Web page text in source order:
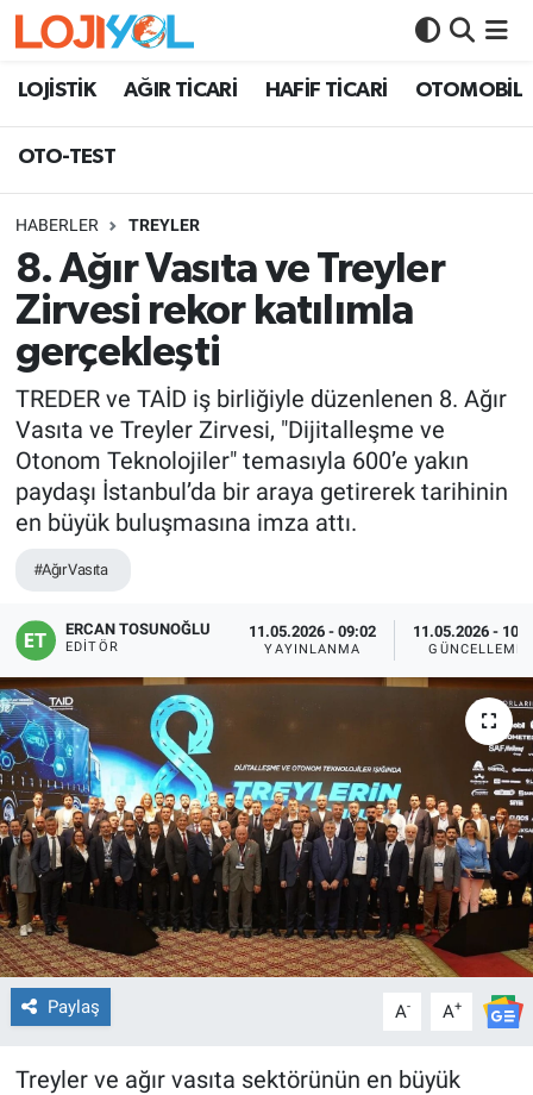
LOJİSTİK AĞIR TİCARİ HAFİF TİCARİ OTOMOBİL
OTO-TEST
HABERLER TREYLER
8. Ağır Vasıta ve Treyler
Zirvesi rekor katılımla
gerçekleşti
TREDER ve TAİD iş birliğiyle düzenlenen 8. Ağır
Vasıta ve Treyler Zirvesi, "Dijitalleşme ve
Otonom Teknolojiler" temasıyla 600’e yakın
paydaşı İstanbul’da bir araya getirerek tarihinin
en büyük buluşmasına imza attı.
#Ağır Vasıta
ERCAN TOSUNOĞLU
EDITÖR
11.05.2026 - 09:02
YAYINLANMA
11.05.2026 -
GÜNCELLEME
Paylaş A- A+
Treyler ve ağır vasıta sektörünün en büyük
OTO-TEST